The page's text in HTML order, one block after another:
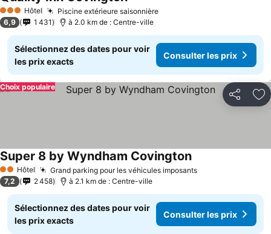
3 ÉtoilesHôtel Piscine extérieure saisonnièreConsulter les prix
Consulter les prix
6,9 1 431 à 2.0 km de : Centre-ville
Sélectionnez des dates pour voir
les prix exacts
Consulter les prix
Partager
Choix populaire
2 Étoiles
Hôtel Grand parking pour les véhicules imposantsConsulter les
Super 8 by Wyndham CovingtonConsulter les prix
7,2 2 458 à 2.1 km de : Centre-ville
Sélectionnez des dates pour voir
les prix exacts
Consulter les prix